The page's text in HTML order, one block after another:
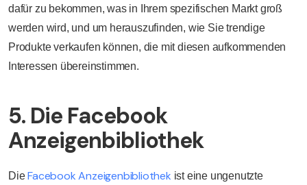
dafür zu bekommen, was in Ihrem spezifischen Markt groß
werden wird, und um herauszufinden, wie Sie trendige
Produkte verkaufen können, die mit diesen aufkommenden
Interessen übereinstimmen.
5. Die Facebook
Anzeigenbibliothek
Die Facebook Anzeigenbibliothek ist eine ungenutzte